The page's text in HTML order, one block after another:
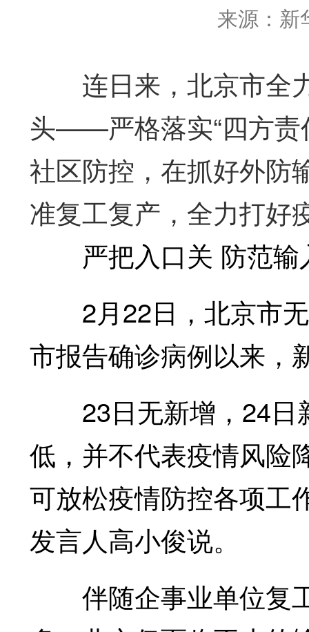
来源：新
连日来，北京市全力
头——严格落实“四方责
社区防控，在抓好外防
准复工复产，全力打好
严把入口关 防范输
2月22日，北京市无
市报告确诊病例以来，
23日无新增，24日
低，并不代表疫情风险
可放松疫情防控各项工
发言人高小俊说。
伴随企事业单位复